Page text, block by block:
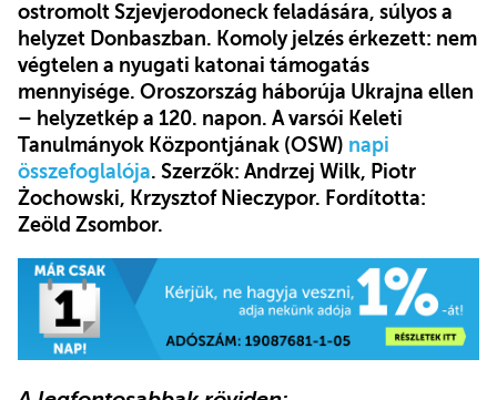
ostromolt Szjevjerodoneck feladására, súlyos a
helyzet Donbaszban. Komoly jelzés érkezett: nem
végtelen a nyugati katonai támogatás
mennyisége. Oroszország háborúja Ukrajna ellen
– helyzetkép a 120. napon. A varsói Keleti
Tanulmányok Központjának (OSW) napi
összefoglalója. Szerzők: Andrzej Wilk, Piotr
Żochowski, Krzysztof Nieczypor. Fordította:
Zeöld Zsombor.